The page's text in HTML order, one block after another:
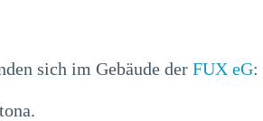
sich im Gebäude der FUX eG: